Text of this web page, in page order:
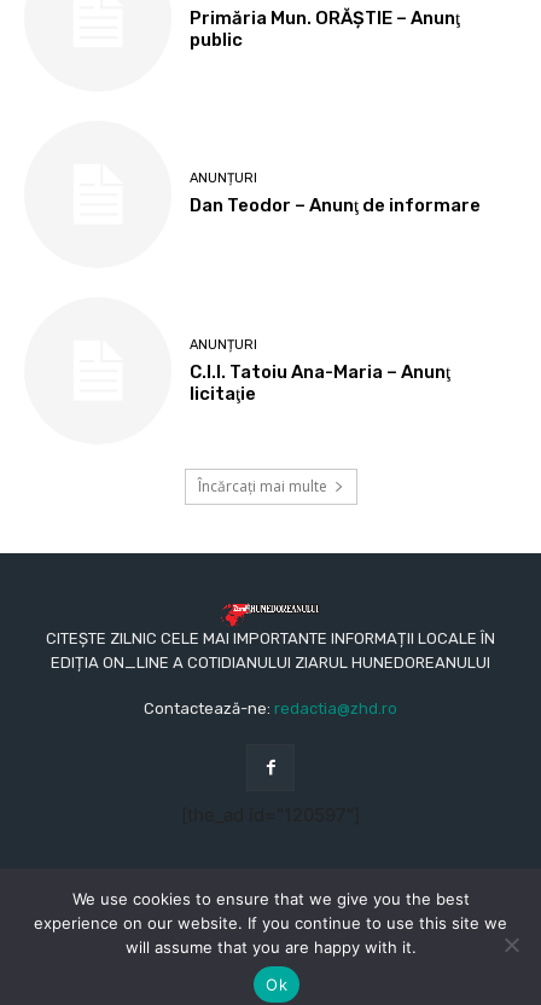
Primăria Mun. ORĂȘTIE – Anunţ
public
ANUNȚURI
Dan Teodor – Anunţ de informare
ANUNȚURI
C.I.I. Tatoiu Ana-Maria – Anunţ
licitaţie
Încărcați mai multe
CITEȘTE ZILNIC CELE MAI IMPORTANTE INFORMAȚII LOCALE ÎN
EDIȚIA ON_LINE A COTIDIANULUI ZIARUL HUNEDOREANULUI
Contactează-ne: redactia@zhd.ro
© Copyright - 2015 - 2023 - Ziarul Hunedoreanului
TERMENI ȘI CONDIȚII
POLITICA DE CONFIDENȚIALITATE
We use cookies to ensure that we give you the best
experience on our website. If you continue to use this site we
will assume that you are happy with it.
Ok